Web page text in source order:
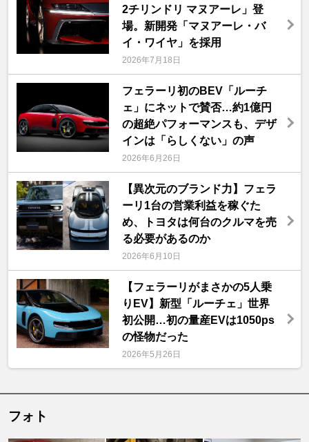
2チリンドリ マヌアーレ」登
場。新開発「マヌアーレ・バ
イ・ワイヤ」を採用
2026年7月18日
フェラーリ初のBEV「ルーチ
ェ」にネットで賛否…約1億円
の超絶パフォーマンスも、デザ
インは「らしくない」の声
2026年6月26日
【異次元のブランド力】フェラ
ーリ1台の営業利益を稼ぐた
め、トヨタは何台のクルマを売
る必要があるのか
2026年6月10日
【フェラーリがまさかの5人乗
りEV】新型「ルーチェ」世界
初公開…初の量産EVは1050ps
の怪物だった
2026年5月26日
フォト